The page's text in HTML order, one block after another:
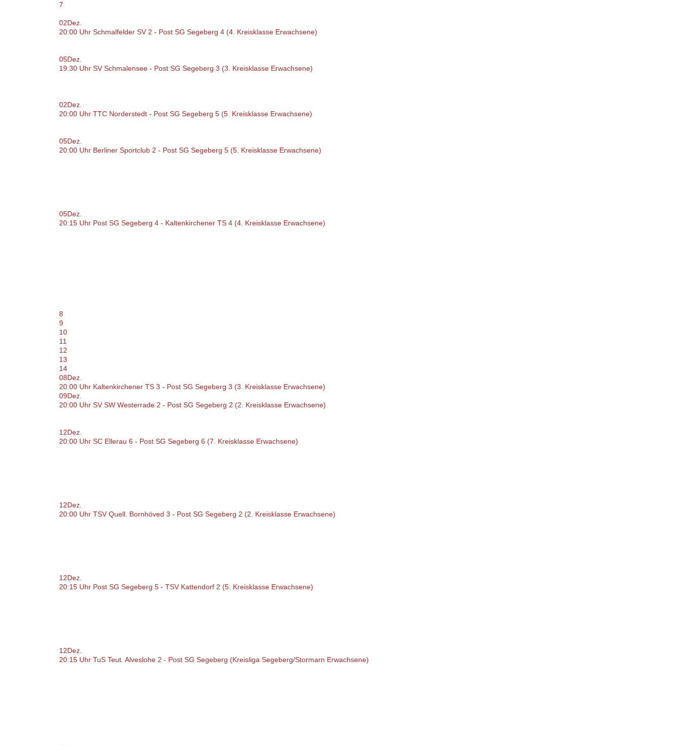
7
02Dez.
20:00 Uhr Schmalfelder SV 2 - Post SG Segeberg 4 (4. Kreisklasse Erwachsene)
05Dez.
19:30 Uhr SV Schmalensee - Post SG Segeberg 3 (3. Kreisklasse Erwachsene)
02Dez.
20:00 Uhr TTC Norderstedt - Post SG Segeberg 5 (5. Kreisklasse Erwachsene)
05Dez.
20:00 Uhr Berliner Sportclub 2 - Post SG Segeberg 5 (5. Kreisklasse Erwachsene)
05Dez.
20:15 Uhr Post SG Segeberg 4 - Kaltenkirchener TS 4 (4. Kreisklasse Erwachsene)
8
9
10
11
12
13
14
08Dez.
20:00 Uhr Kaltenkirchener TS 3 - Post SG Segeberg 3 (3. Kreisklasse Erwachsene)
09Dez.
20:00 Uhr SV SW Westerrade 2 - Post SG Segeberg 2 (2. Kreisklasse Erwachsene)
12Dez.
20:00 Uhr SC Ellerau 6 - Post SG Segeberg 6 (7. Kreisklasse Erwachsene)
12Dez.
20:00 Uhr TSV Quell. Bornhöved 3 - Post SG Segeberg 2 (2. Kreisklasse Erwachsene)
12Dez.
20:15 Uhr Post SG Segeberg 5 - TSV Kattendorf 2 (5. Kreisklasse Erwachsene)
12Dez.
20:15 Uhr TuS Teut. Alveslohe 2 - Post SG Segeberg (Kreisliga Segeberg/Stormarn Erwachsene)